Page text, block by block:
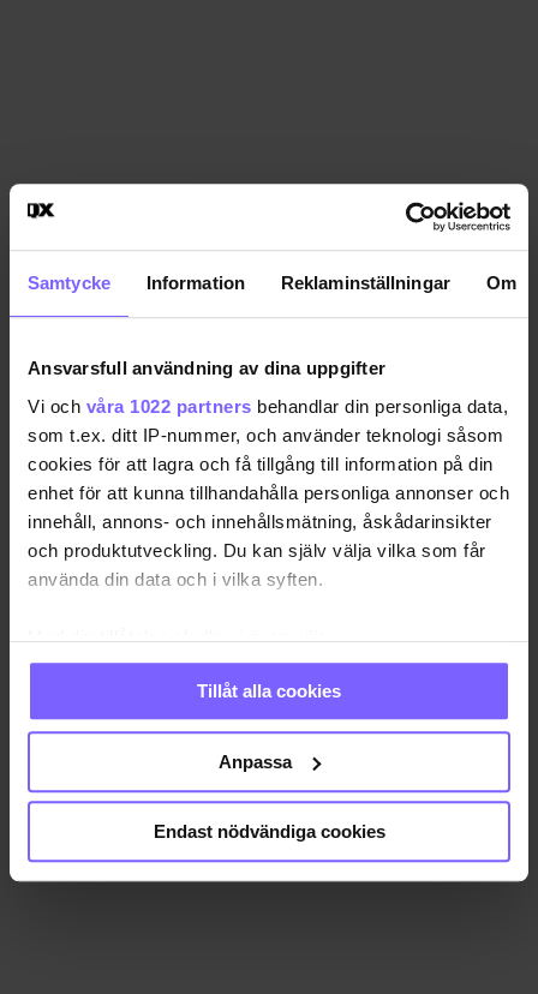
Samtycke Information Reklaminställningar Om
Ansvarsfull användning av dina uppgifter
Vi och våra 1022 partners behandlar din personliga data,
som t.ex. ditt IP-nummer, och använder teknologi såsom
cookies för att lagra och få tillgång till information på din
enhet för att kunna tillhandahålla personliga annonser och
innehåll, annons- och innehållsmätning, åskådarinsikter
och produktutveckling. Du kan själv välja vilka som får
använda din data och i vilka syften.
Med din tillåtelse skulle vi även vilja:
Samla in information om din geografiska plats
som kan ha en noggrannhet på upp till flera meter
Identifiera din enhet genom att aktivt skanna den
för specifika kännetecken (fingeravtryck)
Ta reda på mer om hur dina personliga uppgifter
Du kan ändra eller dra tillbaka ditt samtycke när som
helst från cookie-förklaringen.
Tillåt alla cookies
Anpassa
Endast nödvändiga cookies